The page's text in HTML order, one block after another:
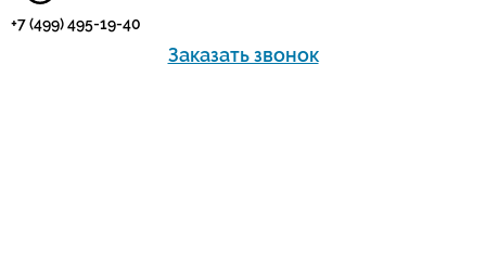
+7 (499) 495-19-40
Заказать звонок